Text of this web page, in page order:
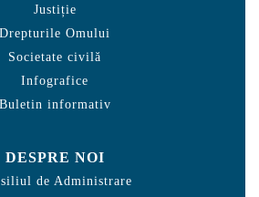
Justiție
Drepturile Omului
Societate civilă
Infografice
Buletin informativ
DESPRE NOI
de Administrare